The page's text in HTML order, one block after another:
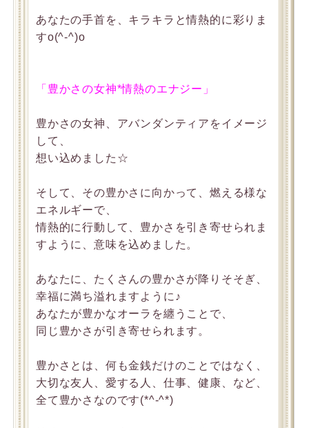
あなたの手首を、キラキラと情熱的に彩りま
すo(^-^)o
「豊かさの女神*情熱のエナジー」
豊かさの女神、アバンダンティアをイメージ
して、
想い込めました☆
そして、その豊かさに向かって、燃える様な
エネルギーで、
情熱的に行動して、豊かさを引き寄せられま
すように、意味を込めました。
あなたに、たくさんの豊かさが降りそそぎ、
幸福に満ち溢れますように♪
あなたが豊かなオーラを纏うことで、
同じ豊かさが引き寄せられます。
豊かさとは、何も金銭だけのことではなく、
大切な友人、愛する人、仕事、健康、など、
全て豊かさなのです(*^-^*)